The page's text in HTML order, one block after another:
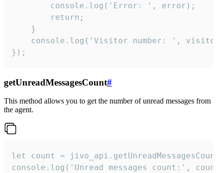
        console.log('Error: ', error);
        return;
    }
console.log('Visitor number: ',
});
getUnreadMessagesCount#
This method allows you to get the number of unread messages from
the agent.
let count =
console.log('Unread messages count:',